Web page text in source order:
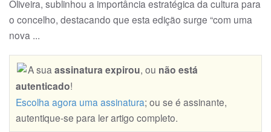
Oliveira, sublinhou a importância estratégica da cultura para
o concelho, destacando que esta edição surge “com uma
no­va ...
A sua assinatura expirou, ou não está
autenticado!
Escolha agora uma assinatura; ou se é assinante,
autentique-se para ler artigo completo.